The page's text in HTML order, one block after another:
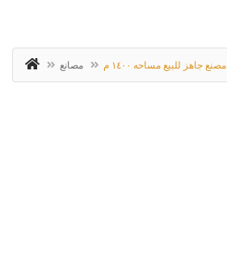
مصانع مصنع جاهز للبيع مساحه ١٤٠٠ م